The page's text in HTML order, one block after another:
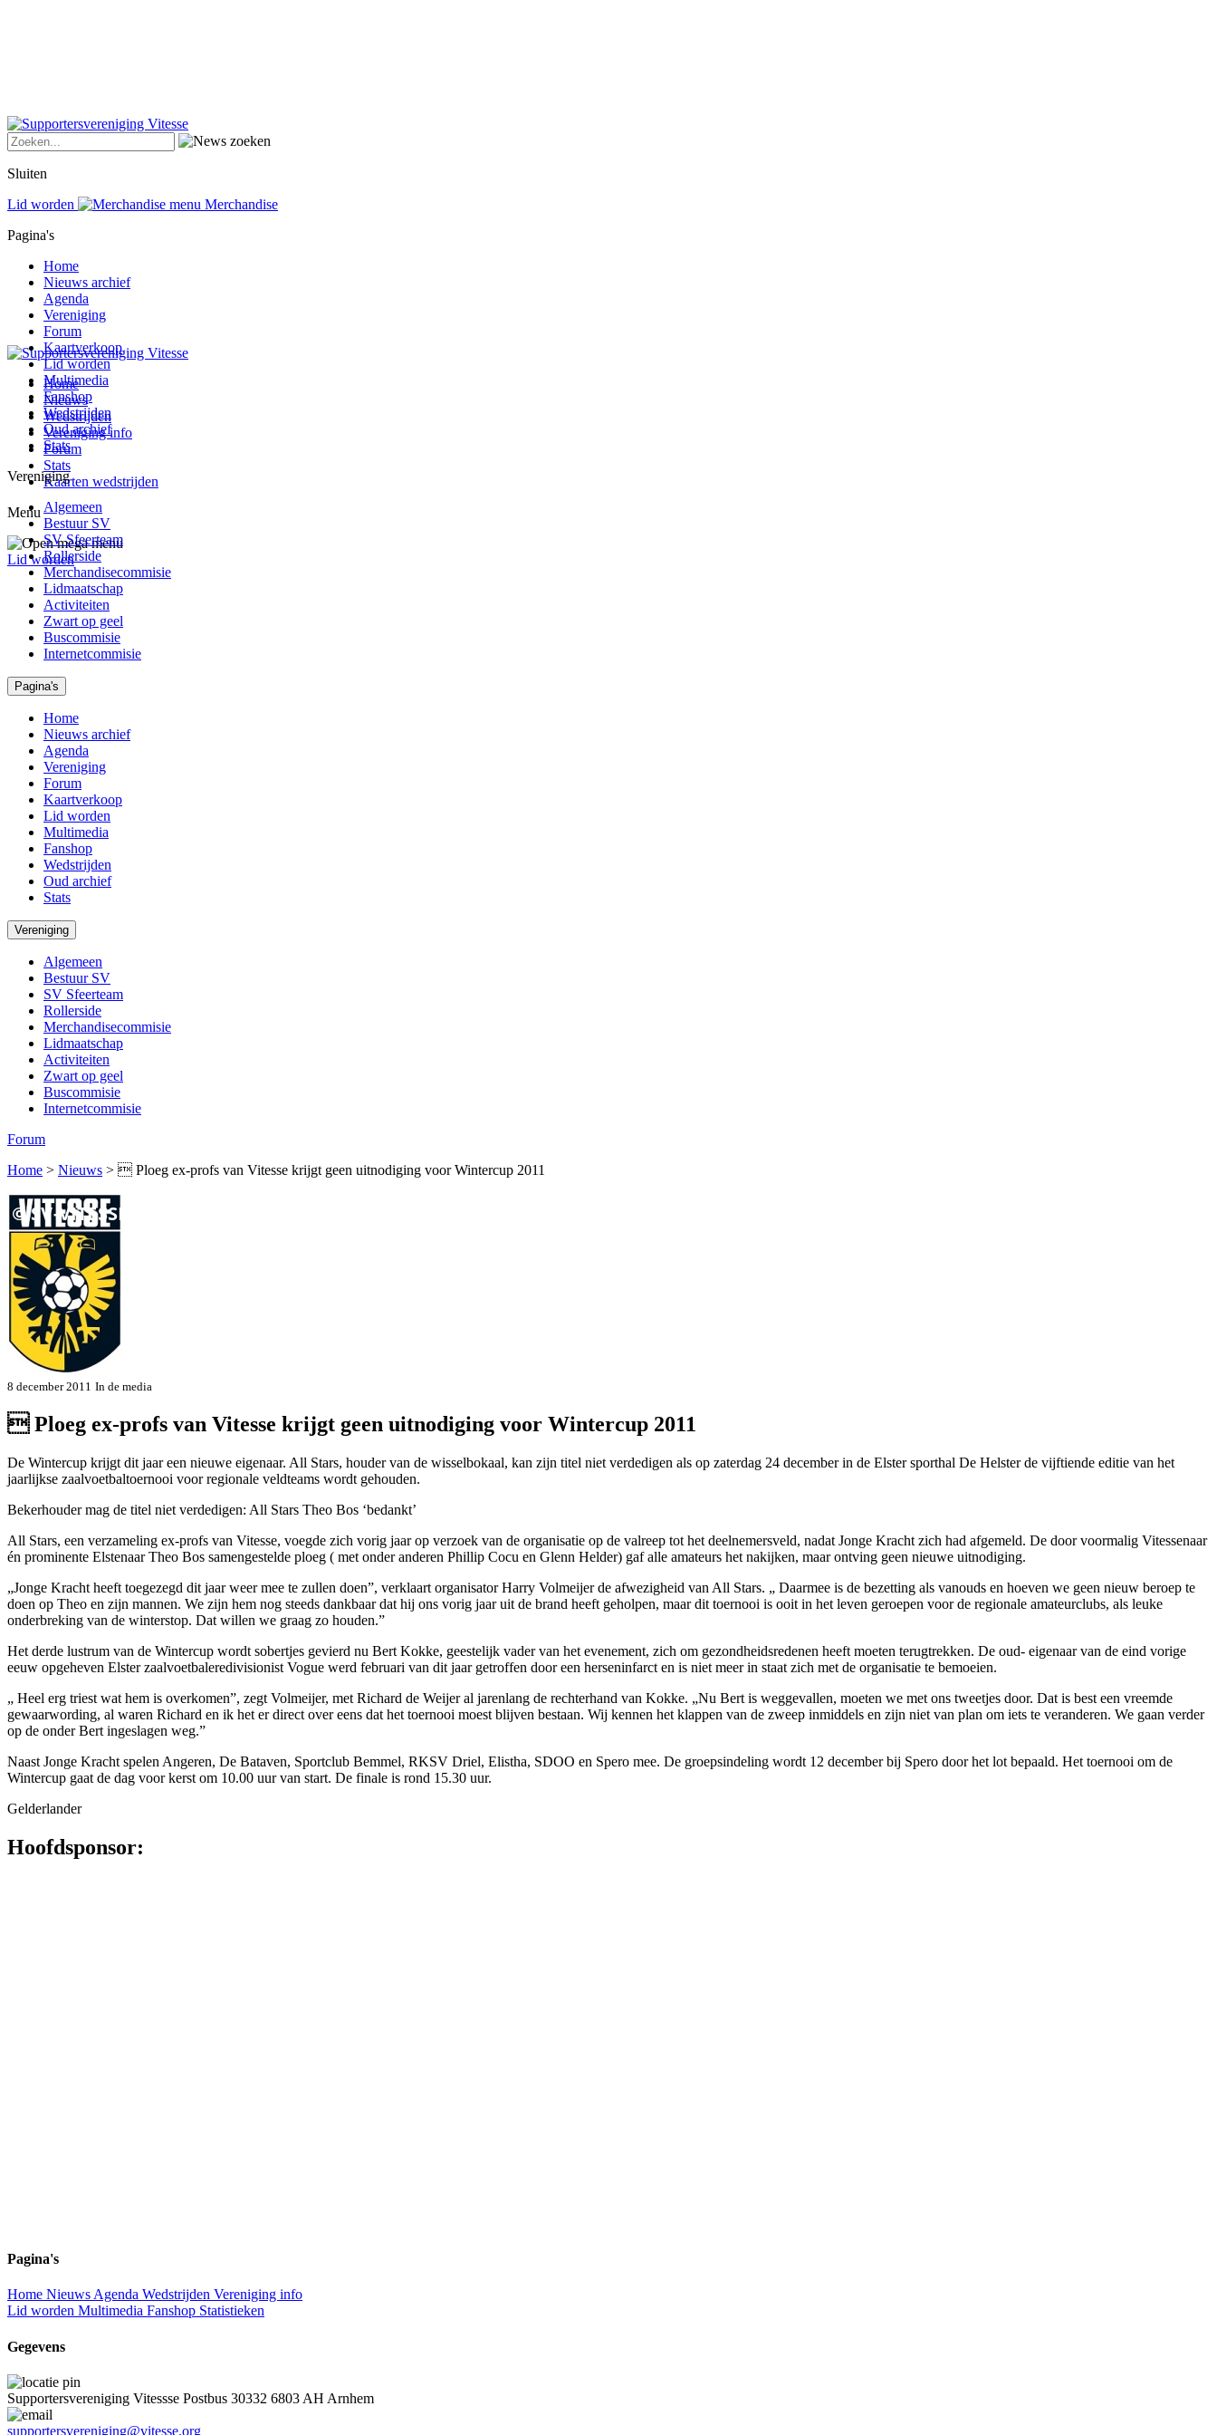
Home
Nieuws
Wedstrijden
Vereniging info
Forum
Stats
Kaarten wedstrijden
Menu
Lid worden
Sluiten
Lid worden
Merchandise
Pagina's
Home
Nieuws archief
Agenda
Vereniging
Forum
Kaartverkoop
Lid worden
Multimedia
Fanshop
Wedstrijden
Oud archief
Stats
Vereniging
Algemeen
Bestuur SV
SV Sfeerteam
Rollerside
Merchandisecommisie
Lidmaatschap
Activiteiten
Zwart op geel
Buscommisie
Internetcommisie
Pagina's
Home
Nieuws archief
Agenda
Vereniging
Forum
Kaartverkoop
Lid worden
Multimedia
Fanshop
Wedstrijden
Oud archief
Stats
Vereniging
Algemeen
Bestuur SV
SV Sfeerteam
Rollerside
Merchandisecommisie
Lidmaatschap
Activiteiten
Zwart op geel
Buscommisie
Internetcommisie
Forum
Home > Nieuws >  Ploeg ex-profs van Vitesse krijgt geen uitnodiging voor Wintercup 2011
8 december 2011 In de media
 Ploeg ex-profs van Vitesse krijgt geen uitnodiging voor Wintercup 2011
De Wintercup krijgt dit jaar een nieuwe eigenaar. All Stars, houder van de wisselbokaal, kan zijn titel niet verdedigen als op za­terdag 24 december in de Elster sporthal De Helster de vijftiende editie van het
jaarlijkse zaalvoetbal­toernooi voor regionale veldteams wordt gehouden.
Bekerhouder mag de titel niet verdedigen: All Stars Theo Bos ‘bedankt’
All Stars, een verzameling ex-profs van Vitesse, voegde zich vorig jaar op verzoek van de organisatie op de valreep tot het deelnemersveld, nadat Jonge Kracht zich had afge­meld. De door voormalig Vitessen­aar
én prominente Elstenaar Theo Bos samengestelde ploeg ( met on­der anderen Phillip Cocu en Glenn Helder) gaf alle amateurs het nakijken, maar ontving geen nieuwe uitnodiging.
„Jonge Kracht heeft toegezegd dit jaar weer mee te zullen doen”, ver­klaart organisator Harry Volmeijer de afwezigheid van All Stars. „ Daarmee is de bezetting als van­ouds en hoeven we geen nieuw be­roep te
doen op Theo en zijn man­nen. We zijn hem nog steeds dank­baar dat hij ons vorig jaar uit de brand heeft geholpen, maar dit toernooi is ooit in het leven geroe­pen voor de regionale amateur­clubs, als leuke
onderbreking van de winterstop. Dat willen we graag zo houden.”
Het derde lustrum van de Winter­cup wordt sobertjes gevierd nu Bert Kokke, geestelijk vader van het evenement, zich om gezond­heidsredenen heeft moeten terug­trekken. De oud- eigenaar van de eind vorige
eeuw opgeheven Elster zaalvoetbaleredivisionist Vogue werd februari van dit jaar getrof­fen door een herseninfarct en is niet meer in staat zich met de orga­nisatie te bemoeien.
„ Heel erg triest wat hem is overko­men”, zegt Volmeijer, met Richard de Weijer al jarenlang de rechter­hand van Kokke. „Nu Bert is weg­gevallen, moeten we met ons twee­tjes door. Dat is best een vreemde
gewaarwording, al waren Richard en ik het er direct over eens dat het toernooi moest blijven be­staan. Wij kennen het klappen van de zweep inmiddels en zijn niet van plan om iets te verande­ren. We gaan verder
op de onder Bert ingeslagen weg.”
Naast Jonge Kracht spelen Ange­ren, De Bataven, Sportclub Bem­mel, RKSV Driel, Elistha, SDOO en Spero mee. De groepsindeling wordt 12 december bij Spero door het lot bepaald. Het toernooi om de
Wintercup gaat de dag voor kerst om 10.00 uur van start. De fi­nale is rond 15.30 uur.
Gelderlander
Hoofdsponsor:
Pagina's
Home NieuwsAgenda Wedstrijden Vereniging info
Lid worden Multimedia Fanshop Statistieken
Gegevens
Supportersvereniging Vitessse Postbus 30332 6803 AH Arnhem
supportersvereniging@vitesse.org